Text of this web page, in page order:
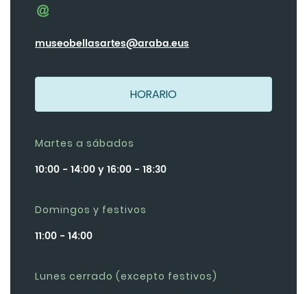
museobellasartes@araba.eus
HORARIO
Martes a sábados
10:00 - 14:00 y 16:00 - 18:30
Domingos y festivos
11:00 - 14:00
Lunes cerrado (excepto festivos)